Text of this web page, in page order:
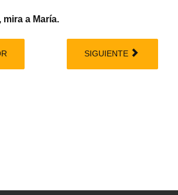
mira a María.
SIGUIENTE